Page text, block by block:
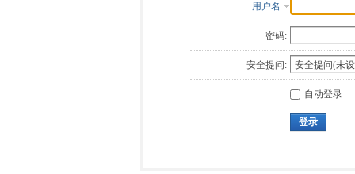
用户名
密码:
安全提问:
自动登录
登录